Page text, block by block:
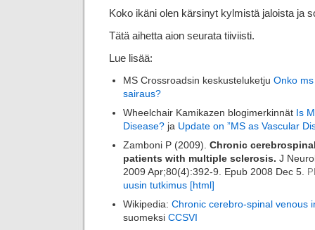
Koko ikäni olen kärsinyt kylmistä jaloista ja
Tätä aihetta aion seurata tiiviisti.
Lue lisää:
MS Crossroadsin keskusteluketju Onko
sairaus?
Wheelchair Kamikazen blogimerkinnät Is
Disease? ja Update on ”MS as Vascular
Zamboni P (2009). Chronic
patients with multiple sclerosis. J
2009 Apr;80(4):392-9. Epub 2008 Dec 5.
uusin tutkimus [html]
Wikipedia: Chronic cerebro-spinal venous
suomeksi CCSVI